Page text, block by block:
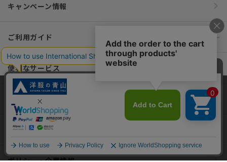
キャンペーン情報
ご利用ガイド
便利なサービス
インフォメーション
おすすめコンテンツ
当サイトでは、快適な閲覧体験とコンテンツ改善のためにCookieを使用
しています。閲覧を続けることで、Cookieの使用に同意したものとみな
します。詳細については
同意して閉じる